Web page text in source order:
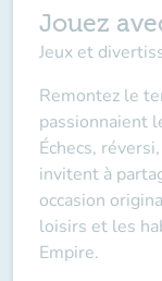
Jouez
Jeux et
Remontez le
passionnaient
Échecs,
invitent à
occasion
loisirs et les
Empire.